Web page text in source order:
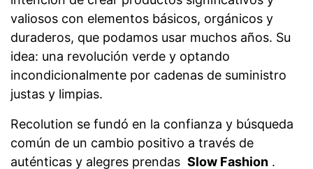
valiosos con elementos básicos, orgánicos y
duraderos, que podamos usar muchos años. Su
idea: una revolución verde y optando
incondicionalmente por cadenas de suministro
justas y limpias.
Recolution se fundó en la confianza y búsqueda
común de un cambio positivo a través de
auténticas y alegres prendas Slow Fashion .